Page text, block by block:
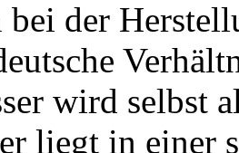
der
wird selbst
liegt in einer